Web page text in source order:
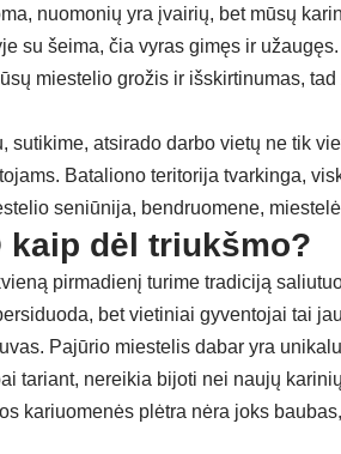
nuomonių yra įvairių, bet mūsų
su šeima, čia vyras gimęs ir
miestelio grožis ir išskirtinumas,
sutikime, atsirado darbo vietų ne tik
Bataliono teritorija tvarkinga,
seniūnija, bendruomene,
kaip dėl triukšmo?
pirmadienį turime tradiciją
bet vietiniai gyventojai tai
Pajūrio miestelis dabar yra
tariant, nereikia bijoti nei naujų
kariuomenės plėtra nėra joks